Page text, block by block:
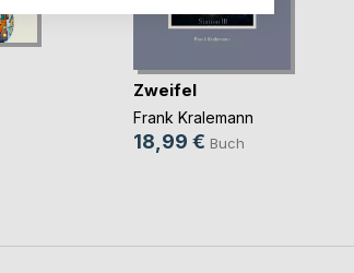
Zweifel
Frank Kralemann
18,99 € Buch